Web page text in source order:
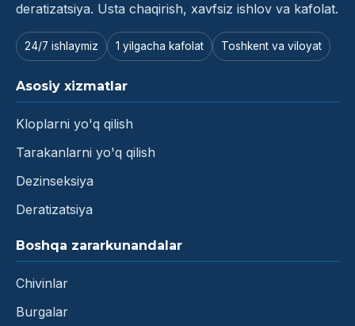
deratizatsiya. Usta chaqirish, xavfsiz ishlov va kafolat.
24/7 ishlaymiz 1 yilgacha kafolat Toshkent va viloyat
Asosiy xizmatlar
Kloplarni yo'q qilish
Tarakanlarni yo'q qilish
Dezinseksiya
Deratizatsiya
Boshqa zararkunandalar
Chivinlar
Burgalar